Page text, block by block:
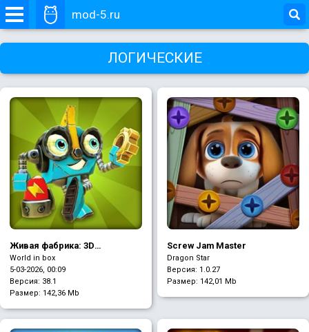
mod-5.ru
ЛОГИЧЕСКИЕ
Живая фабрика: 3D
платформер
World in box
5-03-2026, 00:09
Версия: 38.1
Размер: 142,36 Mb
Screw Jam Master
Dragon Star
Версия: 1.0.27
Размер: 142,01 Mb